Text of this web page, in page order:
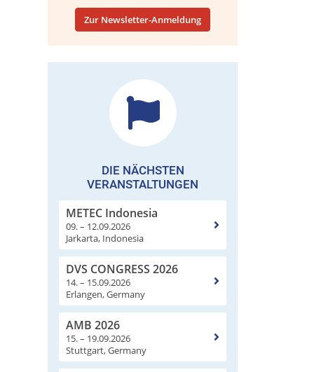
Zur Newsletter-Anmeldung
DIE NÄCHSTEN
VERANSTALTUNGEN
METEC Indonesia
09. – 12.09.2026
Jarkarta, Indonesia
DVS CONGRESS 2026
14. – 15.09.2026
Erlangen, Germany
AMB 2026
15. – 19.09.2026
Stuttgart, Germany